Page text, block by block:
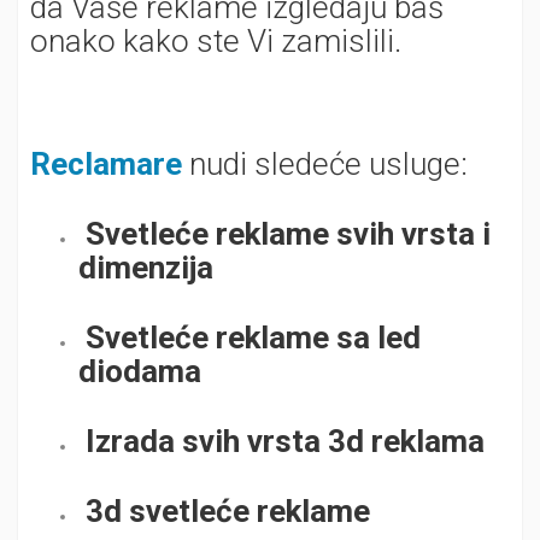
da Vaše reklame izgledaju baš
onako kako ste Vi zamislili.
Reclamare nudi sledeće usluge:
Svetleće reklame svih vrsta i
dimenzija
Svetleće reklame sa led
diodama
Izrada svih vrsta 3d reklama
3d svetleće reklame